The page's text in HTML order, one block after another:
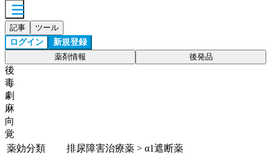
記事 ツール
ログイン 新規登録
薬剤情報 後発品
後
毒
劇
麻
向
覚
薬効分類
排尿障害治療薬 > α1遮断薬